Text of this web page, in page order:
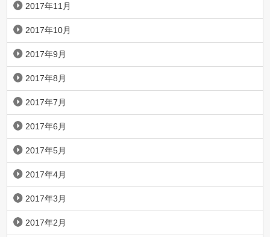
2017年11月
2017年10月
2017年9月
2017年8月
2017年7月
2017年6月
2017年5月
2017年4月
2017年3月
2017年2月